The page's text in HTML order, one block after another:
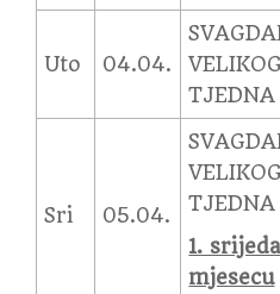
Uto 04.04.
VELIKOG
TJEDNA
Sri 05.04.
VELIKOG
TJEDNA
1.
mjesecu